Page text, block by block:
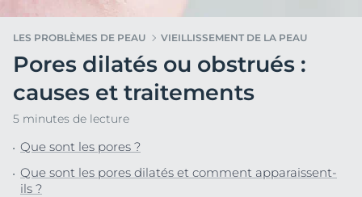
LES PROBLÈMES DE PEAU VIEILLISSEMENT DE LA PEAU
Pores dilatés ou obstrués :
causes et traitements
5 minutes de lecture
Que sont les pores ?
Que sont les pores dilatés et comment apparaissent-
ils ?